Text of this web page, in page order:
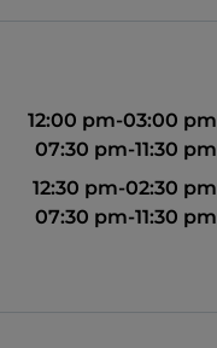
12:00 pm-03:00 pm
07:30 pm-11:30 pm
12:30 pm-02:30 pm
07:30 pm-11:30 pm